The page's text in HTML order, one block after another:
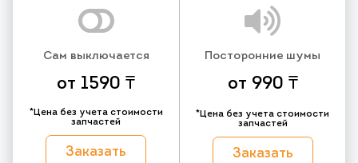
Сам выключается
от 1590 ₸
*Цена без учета стоимости
запчастей
Заказать
Посторонние шумы
от 990 ₸
*Цена без учета стоимости
запчастей
Заказать